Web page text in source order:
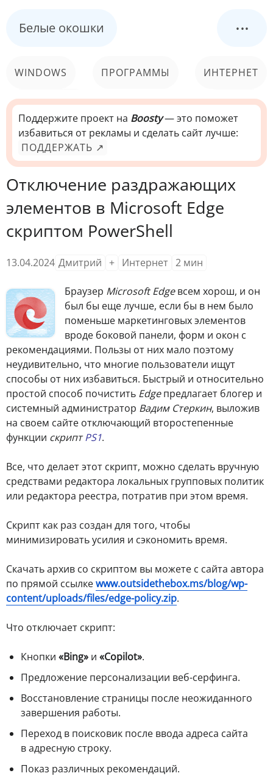
Белые окошки ...
WINDOWS ПРОГРАММЫ ИНТЕРНЕТ
КОМПЬЮТЕР
СИСТЕМА
Поддержите проект на Boosty— это поможет
избавиться от рекламы и сделать сайт лучше:
ПОДДЕРЖАТЬ ↗
Отключение раздражающих
элементов в Microsoft Edge
скриптом PowerShell
13.04.2024 Дмитрий + Интернет 2 мин
Браузер Microsoft Edgeвсем хорош, и он
был бы еще лучше, если бы в нем было
поменьше маркетинговых элементов
вроде боковой панели, форм и окон с
рекомендациями. Пользы от них мало поэтому
неудивительно, что многие пользователи ищут
способы от них избавиться. Быстрый и относительно
простой способ почистить Edgeпредлагает блогер и
системный администратор Вадим Стеркин, выложив
на своем сайте отключающий второстепенные
функции скриптPS1.
Все, что делает этот скрипт, можно сделать вручную
средствами редактора локальных групповых политик
или редактора реестра, потратив при этом время.
Скрипт как раз создан для того, чтобы
минимизировать усилия и сэкономить время.
Скачать архив со скриптом вы можете с сайта автора
по прямой ссылкеwww.outsidethebox.ms/blog/wp-
content/uploads/files/edge-policy.zip.
Что отключает скрипт:
Кнопки «Bing» и «Copilot».
Предложение персонализации веб-серфинга.
Восстановление страницы после неожиданного
завершения работы.
Переход в поисковик после ввода адреса сайта
в адресную строку.
Показ различных рекомендаций.